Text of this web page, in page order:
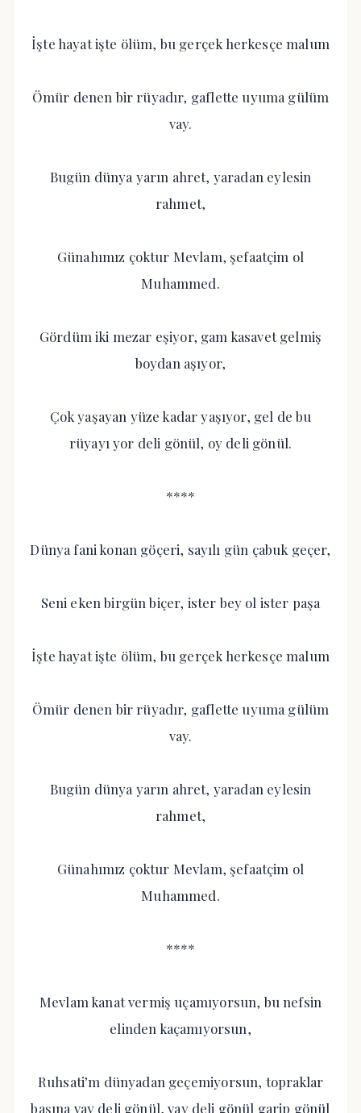
İşte hayat işte ölüm, bu gerçek herkesçe malum
Ömür denen bir rüyadır, gaflette uyuma gülüm
vay.
Bugün dünya yarın ahret, yaradan eylesin
rahmet,
Günahımız çoktur Mevlam, şefaatçim ol
Muhammed.
Gördüm iki mezar eşiyor, gam kasavet gelmiş
boydan aşıyor,
Çok yaşayan yüze kadar yaşıyor, gel de bu
rüyayı yor deli gönül, oy deli gönül.
****
Dünya fani konan göçeri, sayılı gün çabuk geçer,
Seni eken birgün biçer, ister bey ol ister paşa
İşte hayat işte ölüm, bu gerçek herkesçe malum
Ömür denen bir rüyadır, gaflette uyuma gülüm
vay.
Bugün dünya yarın ahret, yaradan eylesin
rahmet,
Günahımız çoktur Mevlam, şefaatçim ol
Muhammed.
****
Mevlam kanat vermiş uçamıyorsun, bu nefsin
elinden kaçamıyorsun,
Ruhsati’m dünyadan geçemiyorsun, topraklar
başına vay deli gönül, vay deli gönül garip gönül